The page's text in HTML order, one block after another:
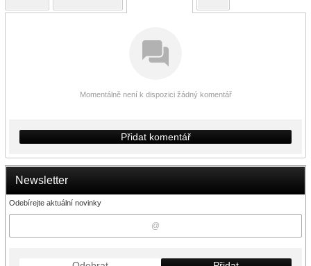
Newsletter
Odebírejte aktuální novinky
Momentálně není k dispozici žádný komentář
Přidat komentář